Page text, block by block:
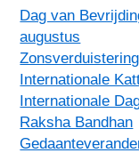
Dag van
augustus
Zonsverduistering
Internationale
Internationale
Raksha Bandhan